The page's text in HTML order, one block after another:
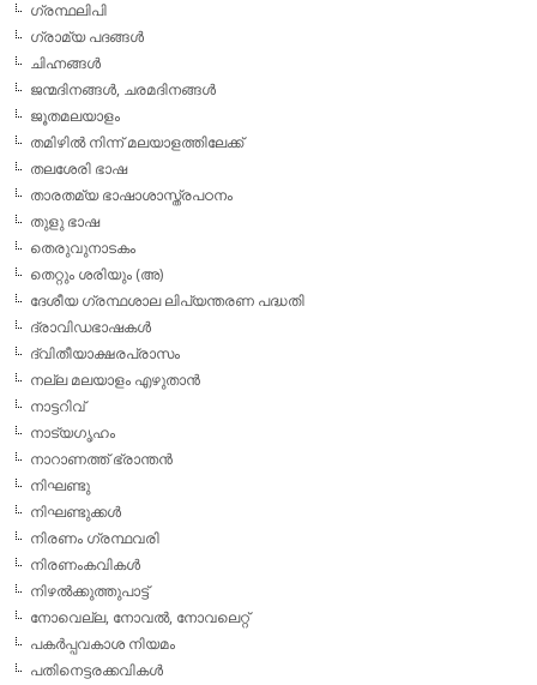
ഗ്രന്ഥലിപി
ഗ്രാമ്യ പദങ്ങള്‍
ചിഹ്നങ്ങള്‍
ജന്മദിനങ്ങള്‍, ചരമദിനങ്ങള്‍
ജൂതമലയാളം
തമിഴില്‍ നിന്ന് മലയാളത്തിലേക്ക്
തലശേരി ഭാഷ
താരതമ്യ ഭാഷാശാസ്ത്രപഠനം
തുളു ഭാഷ
തെരുവുനാടകം
തെറ്റും ശരിയും (അ)
ദേശീയ ഗ്രന്ഥശാല ലിപ്യന്തരണ പദ്ധതി
ദ്രാവിഡഭാഷകള്‍
ദ്വിതീയാക്ഷരപ്രാസം
നല്ല മലയാളം എഴുതാന്‍
നാട്ടറിവ്
നാട്യഗൃഹം
നാറാണത്ത് ഭ്രാന്തന്‍
നിഘണ്ടു
നിഘണ്ടുക്കള്‍
നിരണം ഗ്രന്ഥവരി
നിരണംകവികള്‍
നിഴല്‍ക്കുത്തുപാട്ട്
നോവെല്ല, നോവല്‍, നോവലെറ്റ്
പകര്‍പ്പവകാശ നിയമം
പതിനെട്ടരക്കവികള്‍